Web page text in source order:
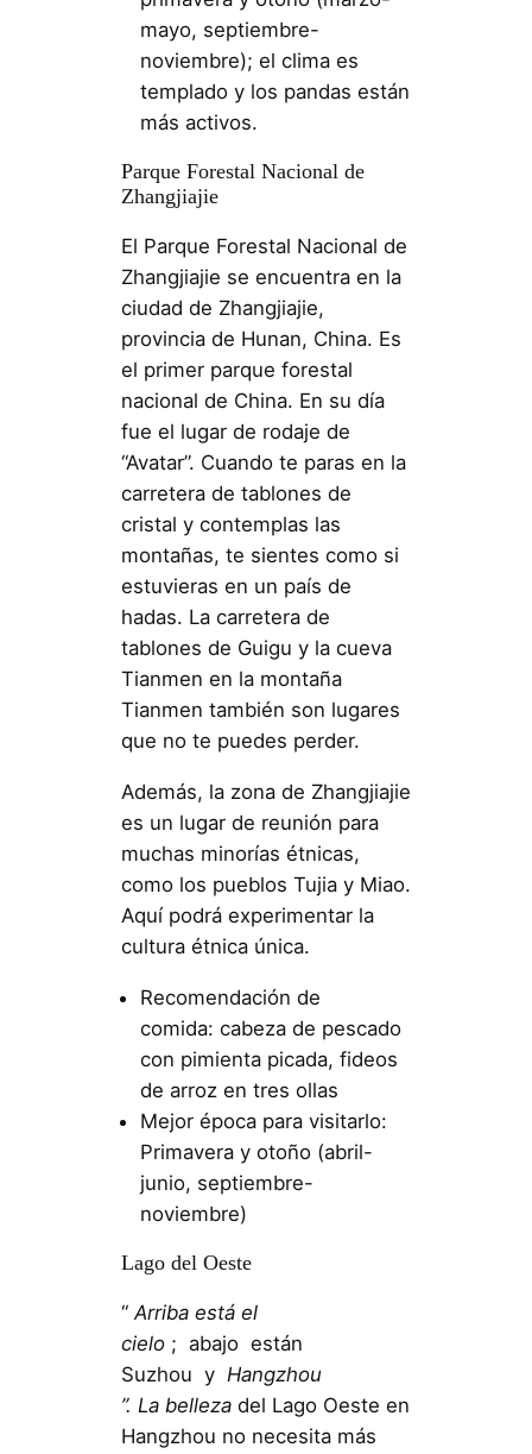
mayo, septiembre-
noviembre); el clima es
templado y los pandas están
más activos.
Parque Forestal Nacional de
Zhangjiajie
El Parque Forestal Nacional de
Zhangjiajie se encuentra en la
ciudad de Zhangjiajie,
provincia de Hunan, China. Es
el primer parque forestal
nacional de China. En su día
fue el lugar de rodaje de
“Avatar”. Cuando te paras en la
carretera de tablones de
cristal y contemplas las
montañas, te sientes como si
estuvieras en un país de
hadas. La carretera de
tablones de Guigu y la cueva
Tianmen en la montaña
Tianmen también son lugares
que no te puedes perder.
Además, la zona de Zhangjiajie
es un lugar de reunión para
muchas minorías étnicas,
como los pueblos Tujia y Miao.
Aquí podrá experimentar la
cultura étnica única.
Recomendación de
comida: cabeza de pescado
con pimienta picada, fideos
de arroz en tres ollas
Mejor época para visitarlo:
Primavera y otoño (abril-
junio, septiembre-
noviembre)
Lago del Oeste
“Arriba está el
cielo; abajo están
Suzhou y Hangzhou
”. La bellezadel Lago Oeste en
Hangzhou no necesita más